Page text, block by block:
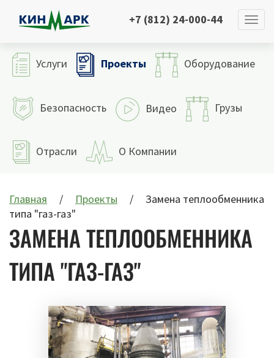
+7 (812) 24-000-44
Услуги Проекты Оборудование
Безопасность Видео Грузы
Отрасли О Компании
Главная Проекты
Замена теплообменника
типа "газ-газ"
ЗАМЕНА ТЕПЛООБМЕННИКА
ТИПА "ГАЗ-ГАЗ"